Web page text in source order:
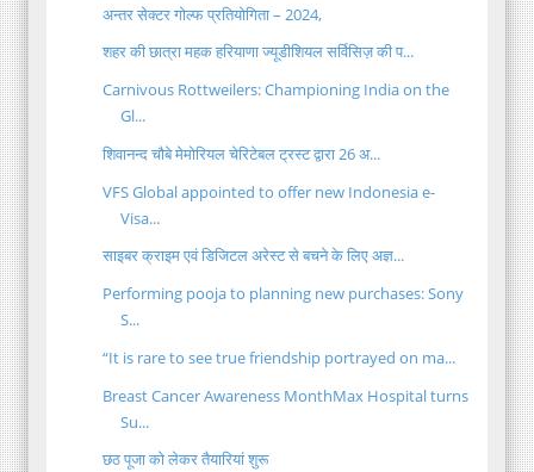
अन्तर सेक्टर गोल्फ प्रतियोगिता – 2024,
शहर की छात्रा महक हरियाणा ज्यूडीशियल सर्विसिज़ की प...
Carnivous Rottweilers: Championing India on the
Gl...
शिवानन्द चौबे मेमोरियल चेरिटेबल ट्रस्ट द्वारा 26 अ...
VFS Global appointed to offer new Indonesia e-
Visa...
साइबर क्राइम एवं डिजिटल अरेस्ट से बचने के लिए अज्ञ...
Performing pooja to planning new purchases: Sony
S...
“It is rare to see true friendship portrayed on ma...
Breast Cancer Awareness MonthMax Hospital turns
Su...
छठ पूजा को लेकर तैयारियां शुरू